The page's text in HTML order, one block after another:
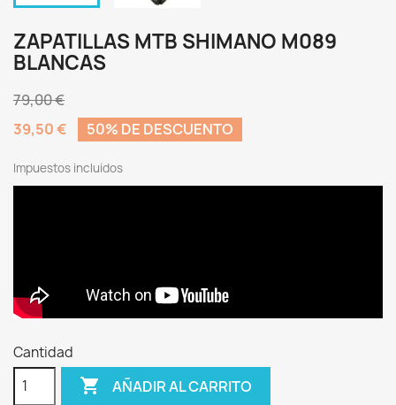
ZAPATILLAS MTB SHIMANO M089
BLANCAS
79,00 €
39,50 €
50% DE DESCUENTO
Impuestos incluidos
Cantidad
 AÑADIR AL CARRITO